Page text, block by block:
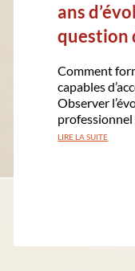
ans
question
Comment
capables
Observer
professionnel
LIRE LA SUITE